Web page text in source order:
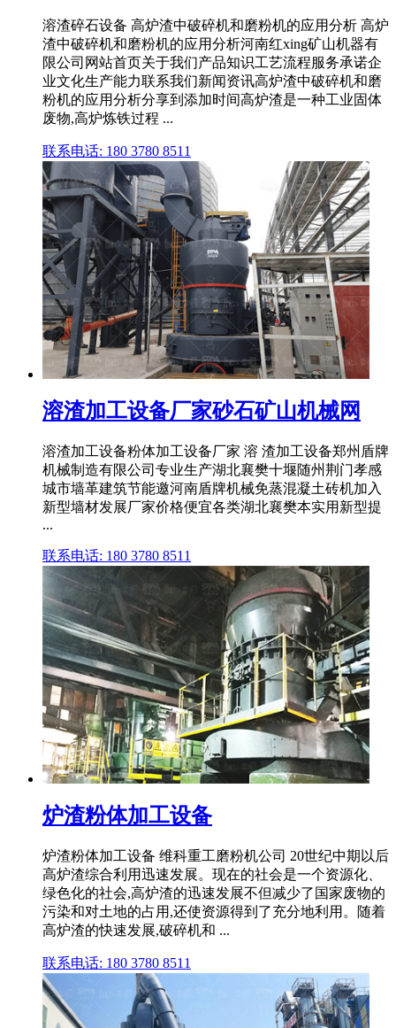
溶渣碎石设备 高炉渣中破碎机和磨粉机的应用分析 高炉
渣中破碎机和磨粉机的应用分析河南红xing矿山机器有
限公司网站首页关于我们产品知识工艺流程服务承诺企
业文化生产能力联系我们新闻资讯高炉渣中破碎机和磨
粉机的应用分析分享到添加时间高炉渣是一种工业固体
废物,高炉炼铁过程 ...
联系电话: 180 3780 8511
溶渣加工设备厂家砂石矿山机械网
溶渣加工设备粉体加工设备厂家 溶 渣加工设备郑州盾牌
机械制造有限公司专业生产湖北襄樊十堰随州荆门孝感
城市墙革建筑节能邀河南盾牌机械免蒸混凝土砖机加入
新型墙材发展厂家价格便宜各类湖北襄樊本实用新型提
...
联系电话: 180 3780 8511
炉渣粉体加工设备
炉渣粉体加工设备 维科重工磨粉机公司 20世纪中期以后
高炉渣综合利用迅速发展。现在的社会是一个资源化、
绿色化的社会,高炉渣的迅速发展不但减少了国家废物的
污染和对土地的占用,还使资源得到了充分地利用。随着
高炉渣的快速发展,破碎机和 ...
联系电话: 180 3780 8511